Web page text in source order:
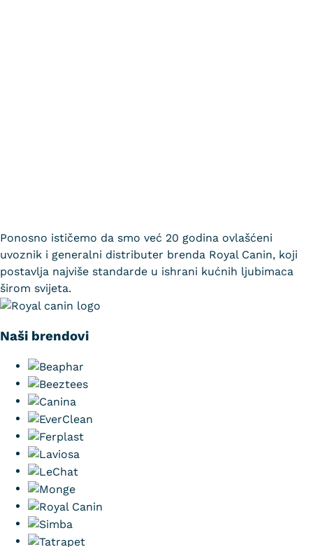
Ponosno ističemo da smo već 20 godina ovlašćeni
uvoznik i generalni distributer brenda Royal Canin, koji
postavlja najviše standarde u ishrani kućnih ljubimaca
širom svijeta.
Naši brendovi